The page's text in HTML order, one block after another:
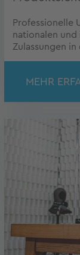
Professionelle
nationalen
Zulassungen
MEHR